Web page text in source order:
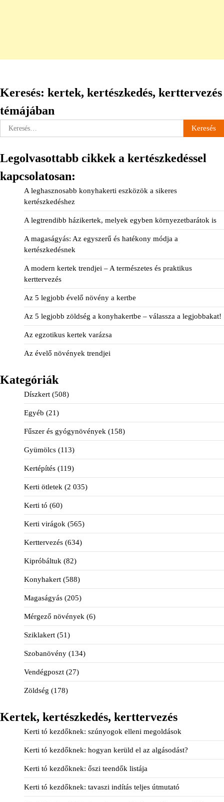
Keresés: kertek, kertészkedés, kerttervezés
témájában
Keresés:
Legolvasottabb cikkek a kertészkedéssel
kapcsolatosan:
A leghasznosabb konyhakerti eszközök a sikeres
kertészkedéshez
A legtrendibb házikertek, melyek egyben környezetbarátok is
A magaságyás: Az egyszerű és hatékony módja a
kertészkedésnek
A modern kertek trendjei – A természetes és praktikus
kerttervezés
Az 5 legjobb évelő növény a kertbe
Az 5 legjobb zöldség a konyhakertbe – válassza a legjobbakat!
Az egzotikus kertek varázsa
Az évelő növények trendjei
Kategóriák
Díszkert (508)
Egyéb (21)
Fűszer és gyógynövények (158)
Gyümölcs (113)
Kertépítés (119)
Kerti ötletek (2 035)
Kerti tó (60)
Kerti virágok (565)
Kerttervezés (634)
Kipróbáltuk (82)
Konyhakert (588)
Magaságyás (205)
Mérgező növények (6)
Sziklakert (51)
Szobanövény (134)
Vendégposzt (27)
Zöldség (178)
Kertek, kertészkedés, kerttervezés
Kerti tó kezdőknek: szúnyogok elleni megoldások
Kerti tó kezdőknek: hogyan kerüld el az algásodást?
Kerti tó kezdőknek: őszi teendők listája
Kerti tó kezdőknek: tavaszi indítás teljes útmutató